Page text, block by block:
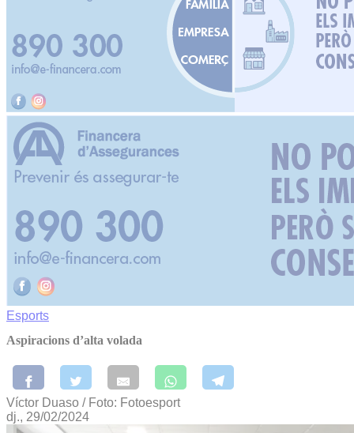
Esports
Aspiracions d’alta volada
Víctor Duaso / Foto: Fotoesport
dj., 29/02/2024